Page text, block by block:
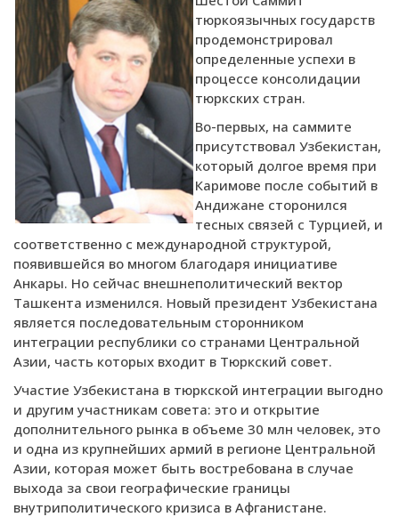
тюркоязычных государств
продемонстрировал
определенные успехи в
процессе консолидации
тюркских стран.
Во-первых, на саммите
присутствовал Узбекистан,
который долгое время при
Каримове после событий в
Андижане сторонился
тесных связей с Турцией, и
соответственно с международной структурой,
появившейся во многом благодаря инициативе
Анкары. Но сейчас внешнеполитический вектор
Ташкента изменился. Новый президент Узбекистана
является последовательным сторонником
интеграции республики со странами Центральной
Азии, часть которых входит в Тюркский совет.
Участие Узбекистана в тюркской интеграции выгодно
и другим участникам совета: это и открытие
дополнительного рынка в объеме 30 млн человек, это
и одна из крупнейших армий в регионе Центральной
Азии, которая может быть востребована в случае
выхода за свои географические границы
внутриполитического кризиса в Афганистане.